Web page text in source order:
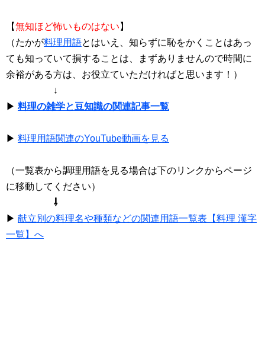
【無知ほど怖いものはない 】
（たかが料理用語とはいえ、知らずに恥をかくことはあっ
ても知っていて損することは、まずありませんので時間に
余裕がある方は、お役立ていただければと思います！）
↓
▶ 料理の雑学と豆知識の関連記事一覧
▶ 料理用語関連のYouTube動画を見る
（一覧表から調理用語を見る場合は下のリンクからページ
に移動してください）
⇩
▶ 献立別の料理名や種類などの関連用語一覧表【料理 漢字
一覧】へ